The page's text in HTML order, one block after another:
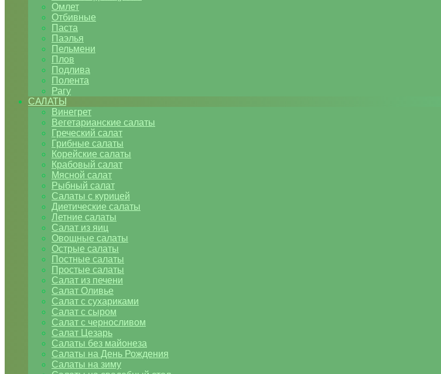
Омлет
Отбивные
Паста
Паэлья
Пельмени
Плов
Подлива
Полента
Рагу
САЛАТЫ
Винегрет
Вегетарианские салаты
Греческий салат
Грибные салаты
Корейские салаты
Крабовый салат
Мясной салат
Рыбный салат
Салаты с курицей
Диетические салаты
Летние салаты
Салат из яиц
Овощные салаты
Острые салаты
Постные салаты
Простые салаты
Салат из печени
Салат Оливье
Салат с сухариками
Салат с сыром
Салат с черносливом
Салат Цезарь
Салаты без майонеза
Салаты на День Рождения
Салаты на зиму